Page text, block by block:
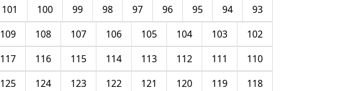
93
94
95
96
97
98
99
100
101
102
103
104
105
106
107
108
109
110
111
112
113
114
115
116
117
118
119
120
121
122
123
124
125